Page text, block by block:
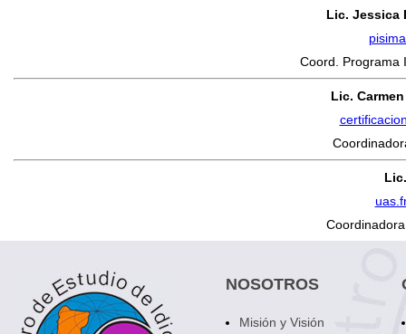
Lic. Jessica
Coord. Programa
Lic.
NOSOTROS
Misión y Visión